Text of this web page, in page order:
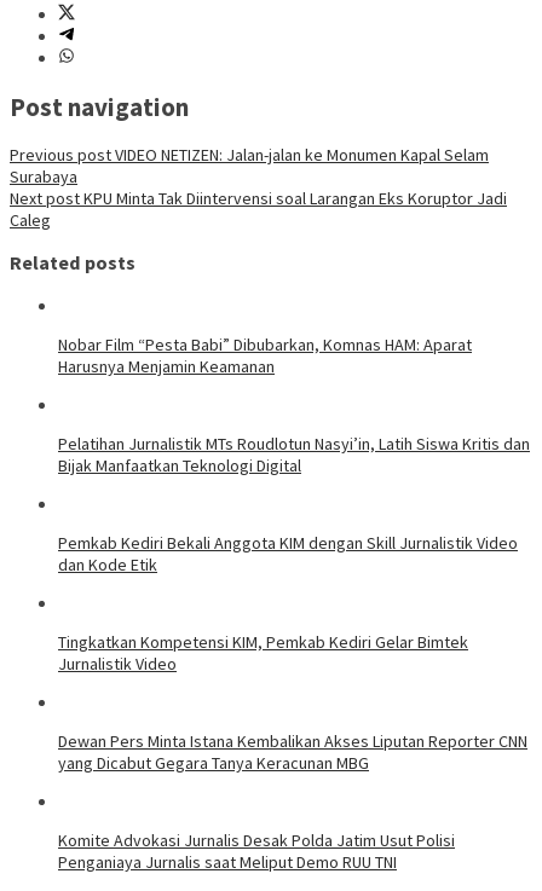
Post navigation
Previous postVIDEO NETIZEN: Jalan-jalan ke Monumen Kapal Selam
Surabaya
Next postKPU Minta Tak Diintervensi soal Larangan Eks Koruptor Jadi
Caleg
Related posts
Nobar Film “Pesta Babi” Dibubarkan, Komnas HAM: Aparat
Harusnya Menjamin Keamanan
Pelatihan Jurnalistik MTs Roudlotun Nasyi’in, Latih Siswa Kritis dan
Bijak Manfaatkan Teknologi Digital
Pemkab Kediri Bekali Anggota KIM dengan Skill Jurnalistik Video
dan Kode Etik
Tingkatkan Kompetensi KIM, Pemkab Kediri Gelar Bimtek
Jurnalistik Video
Dewan Pers Minta Istana Kembalikan Akses Liputan Reporter CNN
yang Dicabut Gegara Tanya Keracunan MBG
Komite Advokasi Jurnalis Desak Polda Jatim Usut Polisi
Penganiaya Jurnalis saat Meliput Demo RUU TNI